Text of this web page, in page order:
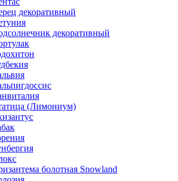
декоративный
декоративный
(Лимониум)
болотная Snowland